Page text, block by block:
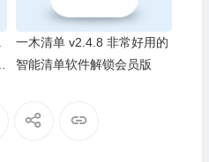
一木清单 v2.4.8 非常好用的
智能清单软件解锁会员版